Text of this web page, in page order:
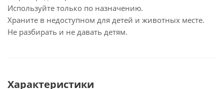
Используйте только по назначению.
Храните в недоступном для детей и животных месте.
Не разбирать и не давать детям.
Характеристики